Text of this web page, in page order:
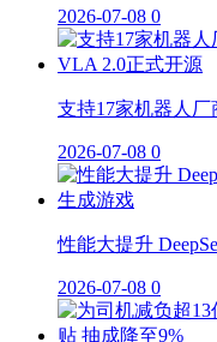
2026-07-08 0
支持17家机器人
2026-07-08 0
性能大提升
2026-07-08 0